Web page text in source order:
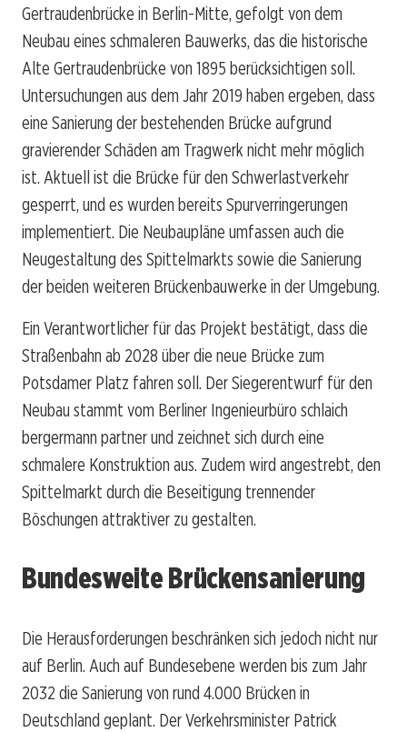
Gertraudenbrücke in Berlin-Mitte, gefolgt von dem
Neubau eines schmaleren Bauwerks, das die historische
Alte Gertraudenbrücke von 1895 berücksichtigen soll.
Untersuchungen aus dem Jahr 2019 haben ergeben, dass
eine Sanierung der bestehenden Brücke aufgrund
gravierender Schäden am Tragwerk nicht mehr möglich
ist. Aktuell ist die Brücke für den Schwerlastverkehr
gesperrt, und es wurden bereits Spurverringerungen
implementiert. Die Neubaupläne umfassen auch die
Neugestaltung des Spittelmarkts sowie die Sanierung
der beiden weiteren Brückenbauwerke in der Umgebung.
Ein Verantwortlicher für das Projekt bestätigt, dass die
Straßenbahn ab 2028 über die neue Brücke zum
Potsdamer Platz fahren soll. Der Siegerentwurf für den
Neubau stammt vom Berliner Ingenieurbüro schlaich
bergermann partner und zeichnet sich durch eine
schmalere Konstruktion aus. Zudem wird angestrebt, den
Spittelmarkt durch die Beseitigung trennender
Böschungen attraktiver zu gestalten.
Bundesweite Brückensanierung
Die Herausforderungen beschränken sich jedoch nicht nur
auf Berlin. Auch auf Bundesebene werden bis zum Jahr
2032 die Sanierung von rund 4.000 Brücken in
Deutschland geplant. Der Verkehrsminister Patrick